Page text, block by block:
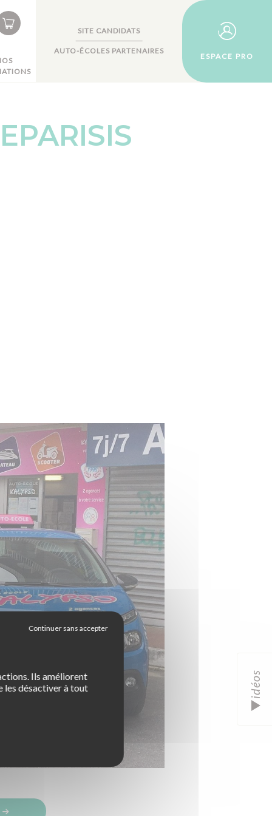
SITE CANDIDATS
AUTO-ÉCOLES PARTENAIRES
ESPACE PRO
idéos
Ils améliorent
les désactiver à tout